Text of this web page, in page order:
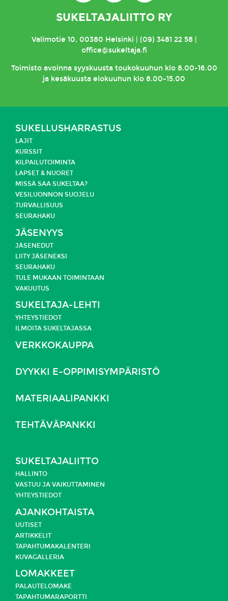
SUKELTAJALIITTO RY
Valimotie 10, 00380 Helsinki | (09) 3481 22 58 |
office@sukeltaja.fi
Toimistoavoinna syyskuusta toukokuuhun klo 8.00-16.00
ja kesäkuusta elokuuhun klo 8.00-15.00
SUKELLUSHARRASTUS
LAJIT
KURSSIT
KILPAILUTOIMINTA
LAPSET & NUORET
MISSÄ SAA SUKELTAA?
VESILUONNON SUOJELU
TURVALLISUUS
SEURAHAKU
JÄSENYYS
JÄSENEDUT
LIITY JÄSENEKSI
SEURAHAKU
TULE MUKAAN TOIMINTAAN
VAKUUTUS
SUKELTAJA-LEHTI
YHTEYSTIEDOT
ILMOITA SUKELTAJASSA
VERKKOKAUPPA
DYYKKI E-OPPIMISYMPÄRISTÖ
MATERIAALIPANKKI
TEHTÄVÄPANKKI
SUKELTAJALIITTO
HALLINTO
VASTUU JA VAIKUTTAMINEN
YHTEYSTIEDOT
AJANKOHTAISTA
UUTISET
ARTIKKELIT
TAPAHTUMAKALENTERI
KUVAGALLERIA
LOMAKKEET
PALAUTELOMAKE
TAPAHTUMARAPORTTI